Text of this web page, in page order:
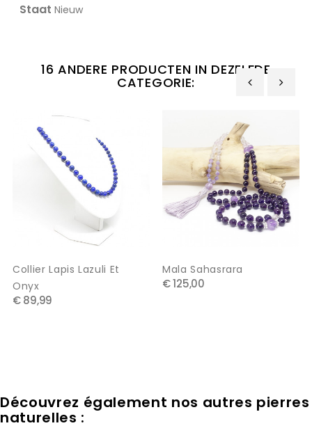
Staat Nieuw
16 ANDERE PRODUCTEN IN DEZELFDE
CATEGORIE:
Collier Lapis Lazuli Et
Onyx
€ 89,99
Mala Sahasrara
€ 125,00
Découvrez également nos autres pierres
naturelles :